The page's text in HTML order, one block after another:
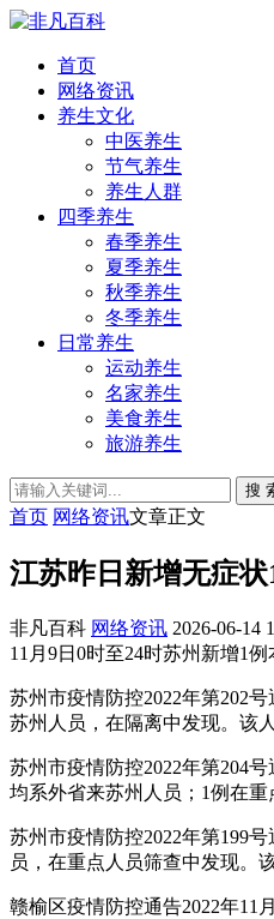
首页
网络资讯
养生文化
中医养生
节气养生
养生人群
四季养生
春季养生
夏季养生
秋季养生
冬季养生
日常养生
运动养生
名家养生
美食养生
旅游养生
搜
首页 网络资讯文章正文
江苏昨日新增无症
非凡百科 网络资讯 2026-06-14
11月9日0时至24时苏州新增1
苏州市疫情防控2022年第202
苏州人员，在隔离中发现。该
苏州市疫情防控2022年第204
均系外省来苏州人员；1例在重
苏州市疫情防控2022年第199
员，在重点人员筛查中发现。
赣榆区疫情防控通告2022年11